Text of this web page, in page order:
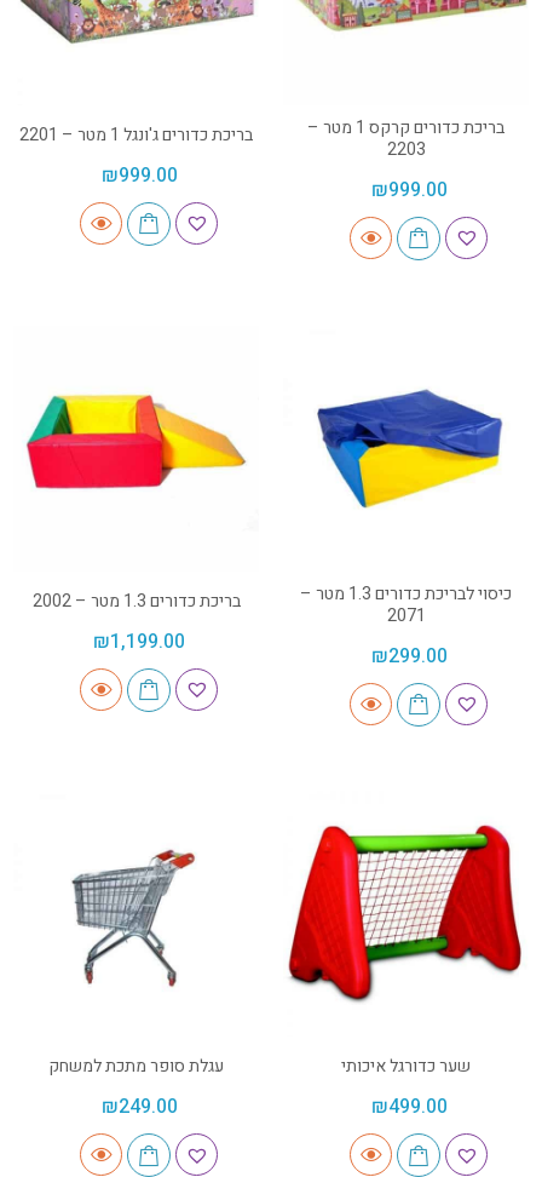
בריכת כדורים קרקס 1 מטר –
2203
₪999.00
בריכת כדורים ג'ונגל 1 מטר – 2201
₪999.00
כיסוי לבריכת כדורים 1.3 מטר –
2071
₪299.00
בריכת כדורים 1.3 מטר – 2002
₪1,199.00
שער כדורגל איכותי
₪499.00
עגלת סופר מתכת למשחק
₪249.00